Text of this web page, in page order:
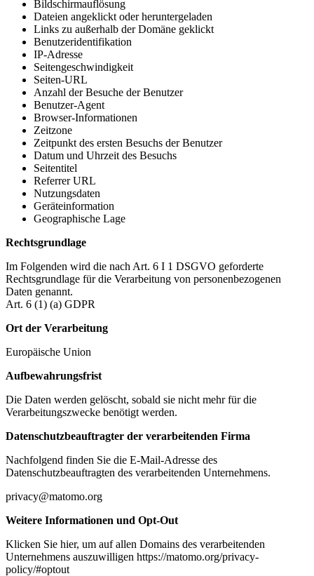
Bildschirmauflösung
Dateien angeklickt oder heruntergeladen
Links zu außerhalb der Domäne geklickt
Benutzeridentifikation
IP-Adresse
Seitengeschwindigkeit
Seiten-URL
Anzahl der Besuche der Benutzer
Benutzer-Agent
Browser-Informationen
Zeitzone
Zeitpunkt des ersten Besuchs der Benutzer
Datum und Uhrzeit des Besuchs
Seitentitel
Referrer URL
Nutzungsdaten
Geräteinformation
Geographische Lage
Rechtsgrundlage
Im Folgenden wird die nach Art. 6 I 1 DSGVO geforderte
Rechtsgrundlage für die Verarbeitung von personenbezogenen
Daten genannt.
Art. 6 (1) (a) GDPR
Ort der Verarbeitung
Europäische Union
Aufbewahrungsfrist
Die Daten werden gelöscht, sobald sie nicht mehr für die
Verarbeitungszwecke benötigt werden.
Datenschutzbeauftragter der verarbeitenden Firma
Nachfolgend finden Sie die E-Mail-Adresse des
Datenschutzbeauftragten des verarbeitenden Unternehmens.
privacy@matomo.org
Weitere Informationen und Opt-Out
Klicken Sie hier, um auf allen Domains des verarbeitenden
Unternehmens auszuwilligen https://matomo.org/privacy-
policy/#optout